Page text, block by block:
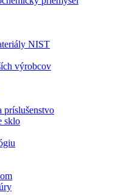
NIST
výrobcov
príslušenstvo
sklo